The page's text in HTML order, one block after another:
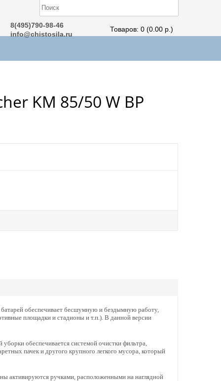
8(495)790-98-46
info@chistosila.ru
Товаров: 0 (0.00 р.)
KM 85/50 W BP
обеспечивает бесшумную и бездымную работу,
площадки и стадионы и т.п.). В данной версии
обеспечивается системой очистки фильтра,
пачек и другого крупного легкого мусора, который
активируются ручками, расположенными на наглядной